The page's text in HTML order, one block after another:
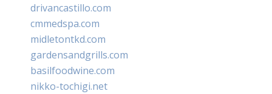
drivancastillo.com
cmmedspa.com
midletontkd.com
gardensandgrills.com
basilfoodwine.com
nikko-tochigi.net